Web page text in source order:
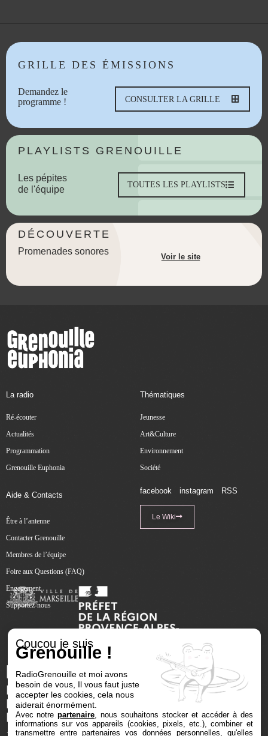
GRILLE DES ÉMISSIONS
Demandez le
programme !
CONSULTER LA GRILLE
PLAYLISTS GRENOUILLE
Les pépites
de l'équipe
TOUTES LES PLAYLISTS
DÉCOUVERTE
Promenades sonores
Voir le site
La radio
Ré-écouter
Actualités
Programmation
Grenouille Euphonia
Thématiques
Jeunesse
Art&Culture
Environnement
Société
Aide & Contacts
Être à l’antenne
Contacter Grenouille
Membres de l’équipe
Foire aux Questions (FAQ)
Engagement
Supportez-nous
facebook instagram RSS
Le Wiki
Coucou je suis
Grenouille !
RadioGrenouille et moi avons
besoin de vous, Il vous faut juste
accepter les cookies, cela nous
aiderait énormément.
Avec notrepartenaire , nous souhaitons stocker et accéder à des
informations sur vos appareils (cookies, pixels, etc.), combiner et
transmettre entre partenaires vos données personnelles, qu'elles